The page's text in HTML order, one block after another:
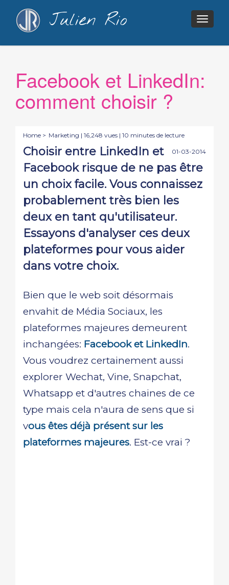
Julien Rio
Facebook et LinkedIn:
comment choisir ?
Home > Marketing | 16,248 vues | 10 minutes de lecture
01-03-2014
Choisir entre LinkedIn et
Facebook risque de ne pas être
un choix facile. Vous connaissez
probablement très bien les
deux en tant qu'utilisateur.
Essayons d'analyser ces deux
plateformes pour vous aider
dans votre choix.
Bien que le web soit désormais
envahit de Média Sociaux, les
plateformes majeures demeurent
inchangées: Facebook et LinkedIn.
Vous voudrez certainement aussi
explorer Wechat, Vine, Snapchat,
Whatsapp et d'autres chaines de ce
type mais cela n'aura de sens que si
vous êtes déjà présent sur les
plateformes majeures. Est-ce vrai ?